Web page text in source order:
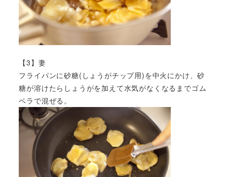
【3】妻
フライパンに砂糖(しょうがチップ用)を中火にかけ、砂
糖が溶けたらしょうがを加えて水気がなくなるまでゴム
ベラで混ぜる。